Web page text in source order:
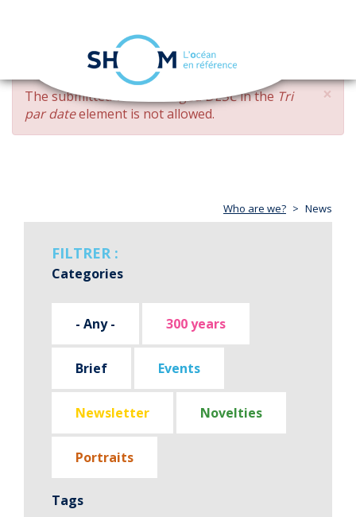
Skip
main
content
navigation
×
ERROR
MESSAGE
The submitted value changed DESCin the Tri
par dateelement is not allowed.
Who are we? News
FILTRER :
Categories
- Any - 300 years
Brief Events
Newsletter Novelties
Portraits
Tags